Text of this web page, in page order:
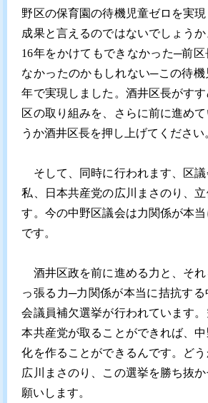
野区の保育園の待機児童ゼロを実
成果と言えるのではないでしょう
16年をかけてもできなかった─前
なかったのかもしれない─この待機
年で実現しました。酒井区長がす
区の取り組みを、さらに前に進め
うか酒井区長を押し上げてください
そして、同時に行われます、区議
私、日本共産党の広川まさのり、
す。今の中野区議会は力関係が本
です。
酒井区政を前に進める力と、それ
っ張る力─力関係が本当に拮抗す
会議員補欠選挙が行われています
本共産党が取ることができれば、
化を作ることができるんです。ど
広川まさのり、この選挙を勝ち抜
願いします。